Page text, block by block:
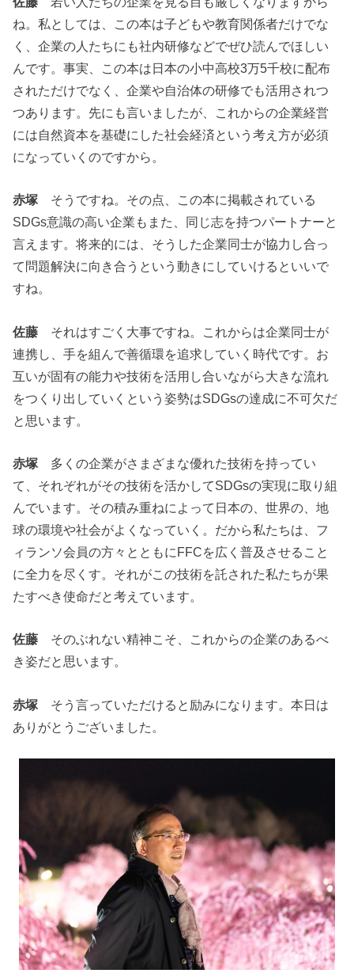
ね。私としては、この本は子どもや教育関係者だけでな
く、企業の人たちにも社内研修などでぜひ読んでほしい
んです。事実、この本は日本の小中高校3万5千校に配布
されただけでなく、企業や自治体の研修でも活用されつ
つあります。先にも言いましたが、これからの企業経営
には自然資本を基礎にした社会経済という考え方が必須
になっていくのですから。
赤塚 そうですね。その点、この本に掲載されている
SDGs意識の高い企業もまた、同じ志を持つパートナーと
言えます。将来的には、そうした企業同士が協力し合っ
て問題解決に向き合うという動きにしていけるといいで
すね。
佐藤 それはすごく大事ですね。これからは企業同士が
連携し、手を組んで善循環を追求していく時代です。お
互いが固有の能力や技術を活用し合いながら大きな流れ
をつくり出していくという姿勢はSDGsの達成に不可欠だ
と思います。
赤塚 多くの企業がさまざまな優れた技術を持ってい
て、それぞれがその技術を活かしてSDGsの実現に取り組
んでいます。その積み重ねによって日本の、世界の、地
球の環境や社会がよくなっていく。だから私たちは、フ
ィランソ会員の方々とともにFFCを広く普及させること
に全力を尽くす。それがこの技術を託された私たちが果
たすべき使命だと考えています。
佐藤 そのぶれない精神こそ、これからの企業のあるべ
き姿だと思います。
赤塚 そう言っていただけると励みになります。本日は
ありがとうございました。